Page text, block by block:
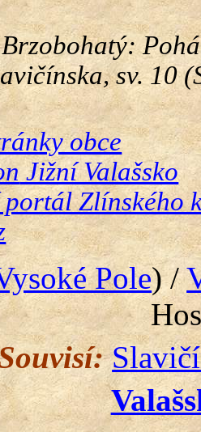
, sv. 10 (
obce
Jižní Valašsko
Zlínského
Pole) /